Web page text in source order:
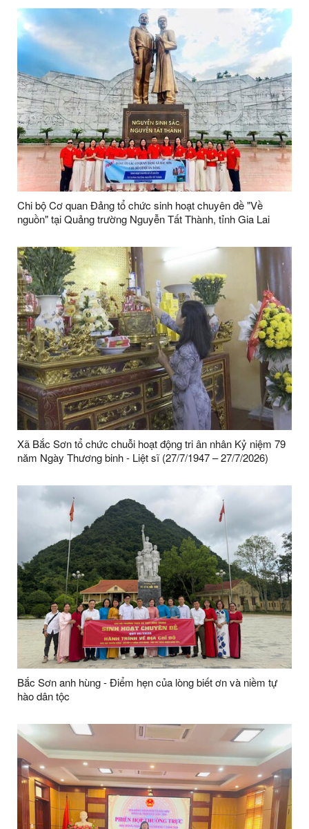
Chi bộ Cơ quan Đảng tổ chức sinh hoạt chuyên đề "Về
nguồn" tại Quảng trường Nguyễn Tất Thành, tỉnh Gia Lai
Xã Bắc Sơn tổ chức chuỗi hoạt động tri ân nhân Kỷ niệm 79
năm Ngày Thương binh - Liệt sĩ (27/7/1947 – 27/7/2026)
Bắc Sơn anh hùng - Điểm hẹn của lòng biết ơn và niềm tự
hào dân tộc